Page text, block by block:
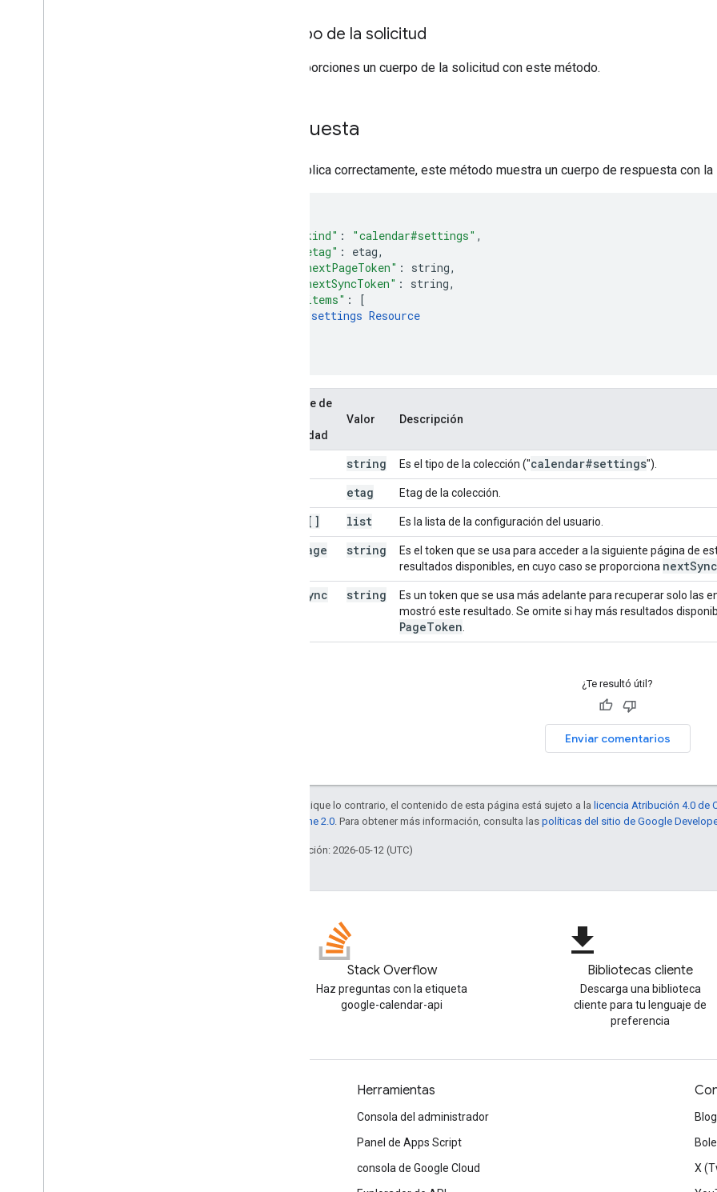
Cuerpo de la solicitud
No proporciones un cuerpo de la solicitud con este método.
Respuesta
Si se aplica correctamente, este método muestra un cuerpo de respuesta con
"kind" : "calendar#settings" ,
"etag" : etag,
"nextPageToken" : string,
"nextSyncToken" : string,
"items" :
[
settings Resource
Nombre de
propiedad
Valor Descripción
string Es el tipo de la colección ("calendar#settings").
etag Etag de la colección.
items[] list Es la lista de la configuración del usuario.
Page
string
Es el token que se usa para acceder a la siguiente página de
resultados disponibles, en cuyo caso se proporciona nextSync
Sync
string
Es un token que se usa más adelante para recuperar solo las
mostró este resultado. Se omite si hay más resultados
PageToken
¿Te resultó útil?
Enviar comentarios
Salvo que se indique lo contrario, el contenido de esta página está sujeto a la licencia Atribución 4.0 de
licencia Apache 2.0 . Para obtener más información, consulta las políticas del sitio de Google
Última actualización: 2026-05-12 (UTC)
Stack Overflow
Haz preguntas con la etiqueta
google-calendar-api
file_download
Bibliotecas cliente
Descarga una biblioteca
cliente para tu lenguaje de
preferencia
Herramientas
Consola del administrador
Panel de Apps Script
consola de Google Cloud
Blog
X